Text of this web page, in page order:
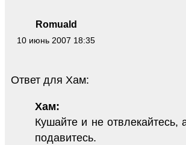
Romuald
10 июнь 2007 18:35
Ответ для Хам:
Хам:
Кушайте и не отвлекайтесь,
подавитесь.